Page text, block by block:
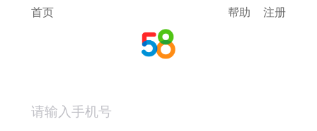
首页 帮助 注册